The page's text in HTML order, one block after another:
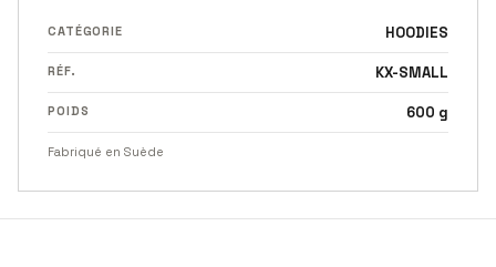
CATÉGORIE HOODIES
RÉF. KX-SMALL
POIDS 600 g
Fabriqué en Suède